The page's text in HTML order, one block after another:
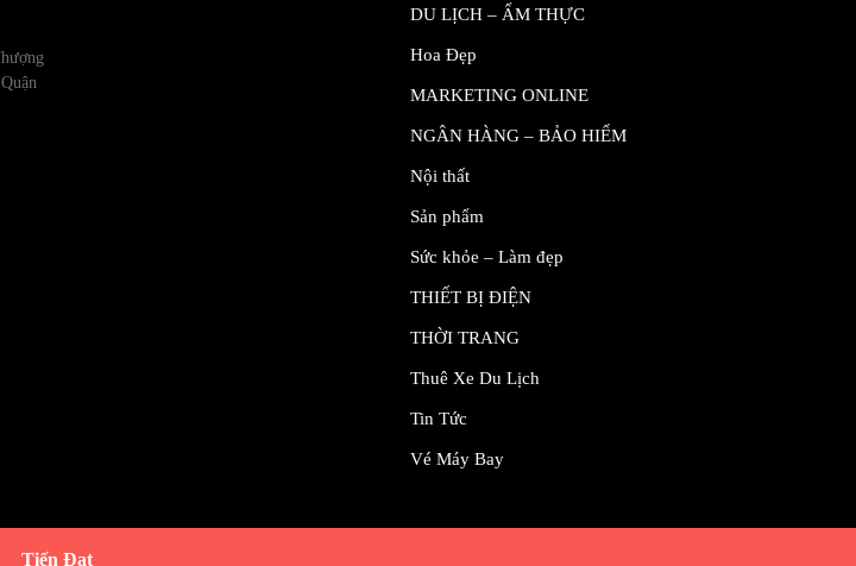
DU LỊCH – ẨM THỰC
Hoa Đẹp
MARKETING ONLINE
NGÂN HÀNG – BẢO HIỂM
Nội thất
Sản phẩm
Sức khỏe – Làm đẹp
THIẾT BỊ ĐIỆN
THỜI TRANG
Thuê Xe Du Lịch
Tin Tức
Vé Máy Bay
Tiến Đạt